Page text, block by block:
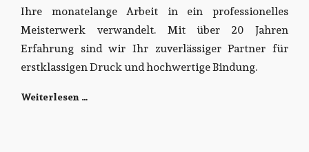
Ihre monatelange Arbeit in ein professionelles
Meisterwerk verwandelt. Mit über 20 Jahren
Erfahrung sind wir Ihr zuverlässiger Partner für
erstklassigen Druck und hochwertige Bindung.
Weiterlesen …